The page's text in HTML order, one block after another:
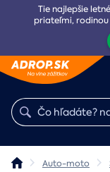
Tie najlepšie
priateľmi, rodinou
Auto-moto